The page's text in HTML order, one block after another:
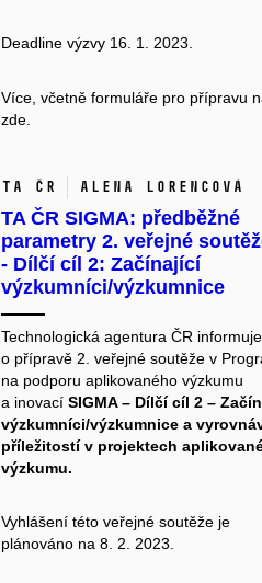
Deadline výzvy 16. 1. 2023.
Více, včetně formuláře pro přípravu
zde.
TA ČR Alena Lorencová
TA ČR SIGMA: předběžné
parametry 2. veřejné
- Dílčí cíl 2: Začínající
výzkumníci/výzkumnice
Technologická agentura ČR informuje
o přípravě 2. veřejné soutěže v
na podporu aplikovaného výzkumu
a inovací SIGMA – Dílčí cíl 2 –
výzkumníci/výzkumnice a
příležitostí v projektech
výzkumu.
Vyhlášení této veřejné soutěže je
plánováno na 8. 2. 2023.